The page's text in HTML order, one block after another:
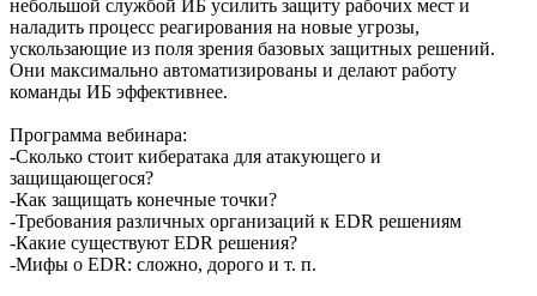
небольшой службой ИБ усилить защиту рабочих мест и
наладить процесс реагирования на новые угрозы,
ускользающие из поля зрения базовых защитных решений.
Они максимально автоматизированы и делают работу
команды ИБ эффективнее.
Программа вебинара:
-Сколько стоит кибератака для атакующего и
защищающегося?
-Как защищать конечные точки?
-Требования различных организаций к EDR решениям
-Какие существуют EDR решения?
-Мифы о EDR: сложно, дорого и т. п.